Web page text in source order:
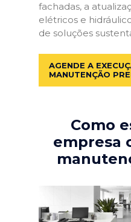
fachadas, a
elétricos e
de soluções
AGENDE A
MANUTENÇÃO
Como
empresa